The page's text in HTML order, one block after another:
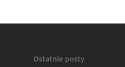
Ostatnie posty